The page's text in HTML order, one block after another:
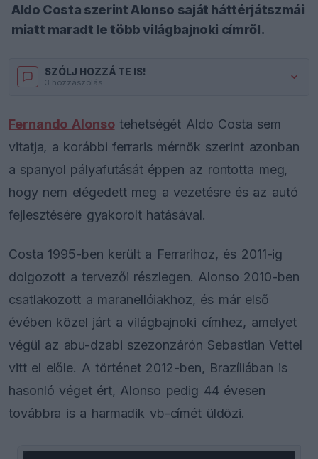
Aldo Costa szerint Alonso saját háttérjátszmái
miatt maradt le több világbajnoki címről.
SZÓLJ HOZZÁ TE IS!
3 hozzászólás.
Fernando Alonsotehetségét Aldo Costa sem
vitatja, a korábbi ferraris mérnök szerint azonban
a spanyol pályafutását éppen az rontotta meg,
hogy nem elégedett meg a vezetésre és az autó
fejlesztésére gyakorolt hatásával.
Costa 1995-ben került a Ferrarihoz, és 2011-ig
dolgozott a tervezői részlegen. Alonso 2010-ben
csatlakozott a maranellóiakhoz, és már első
évében közel járt a világbajnoki címhez, amelyet
végül az abu-dzabi szezonzárón Sebastian Vettel
vitt el előle. A történet 2012-ben, Brazíliában is
hasonló véget ért, Alonso pedig 44 évesen
továbbra is a harmadik vb-címét üldözi.